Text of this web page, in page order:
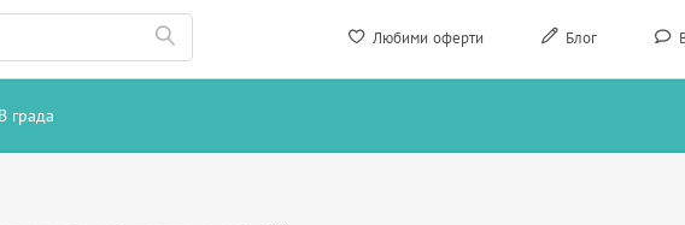
Любими оферти Блог
В града